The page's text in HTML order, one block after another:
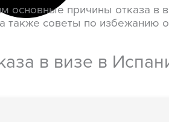
основные причины отказа в
также советы по избежанию
в визе в